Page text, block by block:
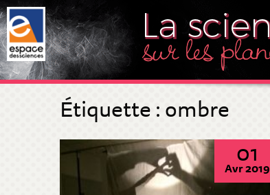
Étiquette :ombre
01
Avr 2019